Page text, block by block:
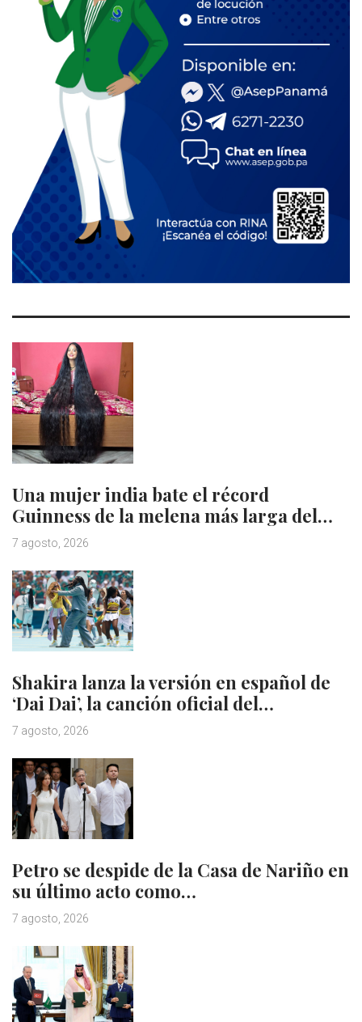
Una mujer india bate el récord
Guinness de la melena más larga del…
7 agosto, 2026
Shakira lanza la versión en español de
‘Dai Dai’, la canción oficial del…
7 agosto, 2026
Petro se despide de la Casa de Nariño en
su último acto como…
7 agosto, 2026